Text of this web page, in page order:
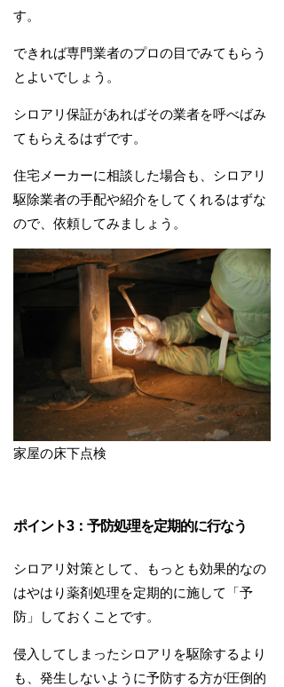
す。
できれば専門業者のプロの目でみてもらう
とよいでしょう。
シロアリ保証があればその業者を呼べばみ
てもらえるはずです。
住宅メーカーに相談した場合も、シロアリ
駆除業者の手配や紹介をしてくれるはずな
ので、依頼してみましょう。
家屋の床下点検
ポイント3：予防処理を定期的に行なう
シロアリ対策として、もっとも効果的なの
はやはり薬剤処理を定期的に施して「予
防」しておくことです。
侵入してしまったシロアリを駆除するより
も、発生しないように予防する方が圧倒的